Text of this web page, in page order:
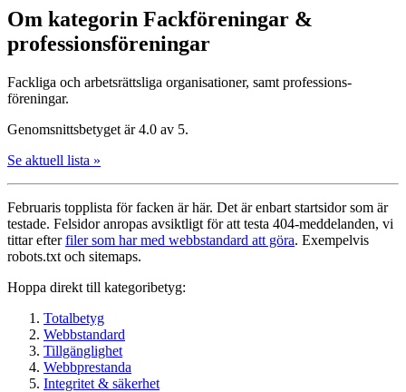
Om kategorin Fack­föreningar &
professions­föreningar
Fackliga och arbets­rättsliga organisationer, samt professions­
föreningar.
Genomsnittsbetyget är 4.0 av 5.
Se aktuell lista »
Februaris topplista för facken är här. Det är enbart startsidor som är
testade. Felsidor anropas avsiktligt för att testa 404-meddelanden, vi
tittar efterfiler som har med webbstandard att göra. Exempelvis
robots.txt och sitemaps.
Hoppa direkt till kategoribetyg:
Totalbetyg
Webbstandard
Tillgänglighet
Webbprestanda
Integritet & säkerhet